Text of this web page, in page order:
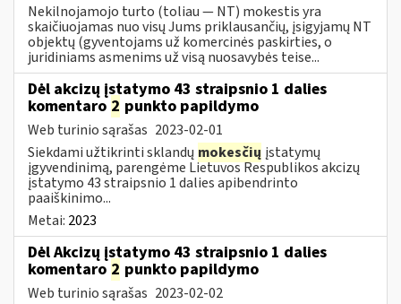
Nekilnojamojo turto (toliau ― NT) mokestis yra
skaičiuojamas nuo visų Jums priklausančių, įsigyjamų NT
objektų (gyventojams už komercinės paskirties, o
juridiniams asmenims už visą nuosavybės teise...
Dėl akcizų įstatymo 43 straipsnio 1 dalies
komentaro 2 punkto papildymo
Web turinio sąrašas 2023-02-01
Siekdami užtikrinti sklandų mokesčių įstatymų
įgyvendinimą, parengėme Lietuvos Respublikos akcizų
įstatymo 43 straipsnio 1 dalies apibendrinto
paaiškinimo...
Metai: 2023
Dėl Akcizų įstatymo 43 straipsnio 1 dalies
komentaro 2 punkto papildymo
Web turinio sąrašas 2023-02-02